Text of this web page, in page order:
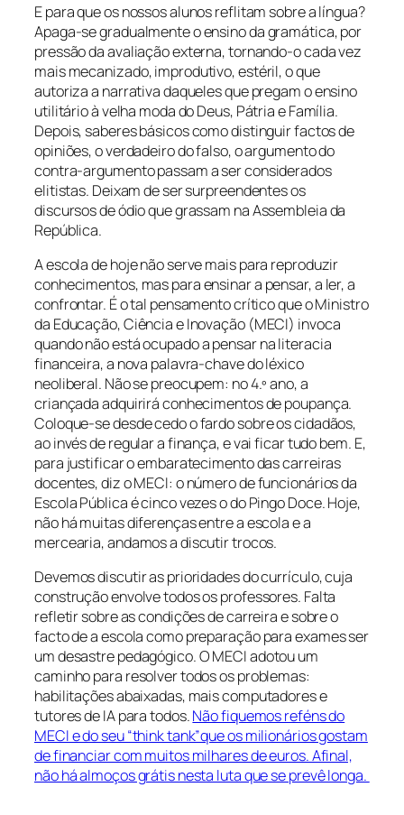
E para que os nossos alunos reflitam sobre a língua?
Apaga-se gradualmente o ensino da gramática, por
pressão da avaliação externa, tornando-o cada vez
mais mecanizado, improdutivo, estéril, o que
autoriza a narrativa daqueles que pregam o ensino
utilitário à velha moda do Deus, Pátria e Família.
Depois, saberes básicos como distinguir factos de
opiniões, o verdadeiro do falso, o argumento do
contra-argumento passam a ser considerados
elitistas. Deixam de ser surpreendentes os
discursos de ódio que grassam na Assembleia da
República.
A escola de hoje não serve mais para reproduzir
conhecimentos, mas para ensinar a pensar, a ler, a
confrontar. É o tal pensamento crítico que o Ministro
da Educação, Ciência e Inovação (MECI) invoca
quando não está ocupado a pensar na literacia
financeira, a nova palavra-chave do léxico
neoliberal. Não se preocupem: no 4.º ano, a
criançada adquirirá conhecimentos de poupança.
Coloque-se desde cedo o fardo sobre os cidadãos,
ao invés de regular a finança, e vai ficar tudo bem. E,
para justificar o embaratecimento das carreiras
docentes, diz o MECI: o número de funcionários da
Escola Pública é cinco vezes o do Pingo Doce. Hoje,
não há muitas diferenças entre a escola e a
mercearia, andamos a discutir trocos.
Devemos discutir as prioridades do currículo, cuja
construção envolve todos os professores. Falta
refletir sobre as condições de carreira e sobre o
facto de a escola como preparação para exames ser
um desastre pedagógico. O MECI adotou um
caminho para resolver todos os problemas:
habilitações abaixadas, mais computadores e
tutores de IA para todos.Não fiquemos reféns do
MECI e do seu “think tank”que os milionários gostam
de financiar com muitos milhares de euros. Afinal,
não há almoços grátis nesta luta que se prevê longa.